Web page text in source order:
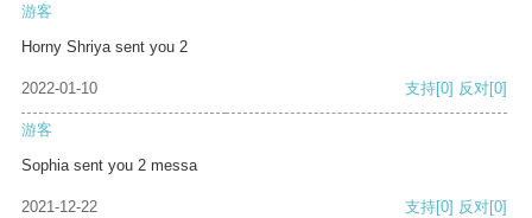
游客
Horny Shriya sent you 2
2022-01-10 支持[0] 反对[0]
游客
Sophia sent you 2 messa
2021-12-22 支持[0] 反对[0]